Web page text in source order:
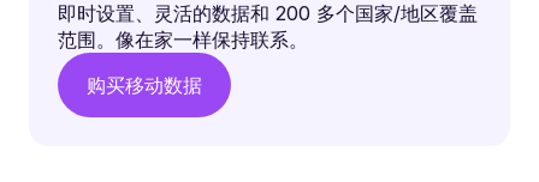
即时设置、灵活的数据和 200 多个国家/地区覆盖
范围。像在家一样保持联系。
购买移动数据